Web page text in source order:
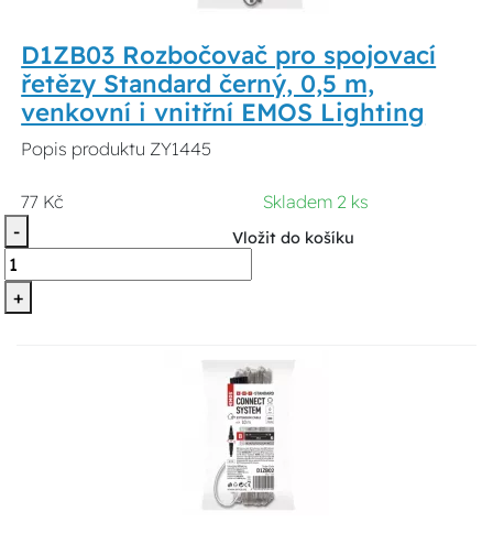
D1ZB03 Rozbočovač pro spojovací
řetězy Standard černý, 0,5 m,
venkovní i vnitřní EMOS Lighting
Popis produktu ZY1445
77 Kč
Skladem 2 ks
-
+
Vložit do košíku